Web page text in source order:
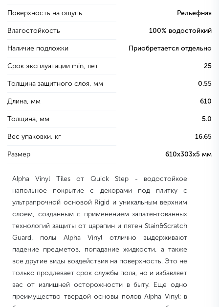
Поверхность на ощупь Рельефная
Влагостойкость 100% водостойкий
Наличие подложки Приобретается отдельно
Срок эксплуатации min, лет 25
Толщина защитного слоя, мм 0.55
Длина, мм 610
Толщина, мм 5.0
Вес упаковки, кг 16.65
Размер 610х303х5 мм
Alpha Vinyl Tiles от Quick Step - водостойкое
напольное покрытие с декорами под плитку с
ультрапрочной основой Rigid и уникальным верхним
слоем, созданным с применением запатентованных
технологий защиты от царапин и пятен Stain&Scratch
Guard, полы Alpha Vinyl отлично выдерживают
падение предметов, попадание жидкости, а также
все другие виды воздействия на поверхность. Это не
только продлевает срок службы пола, но и избавляет
вас от излишней осторожности в быту. Еще одно
преимущество твердой основы полов Alpha Vinyl: в